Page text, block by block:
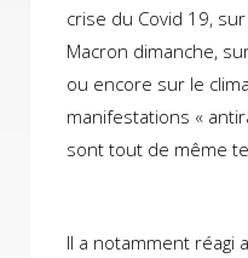
crise du Covid 19, sur
Macron dimanche,
ou encore sur le
manifestations «
sont tout de même
Il a notamment réagi